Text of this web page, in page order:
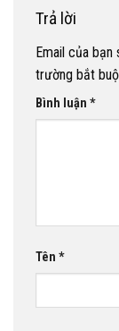
Trả lời
Email của bạn
trường bắt
Bình luận *
Tên *